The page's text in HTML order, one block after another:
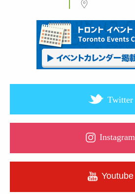
Twitter
Instagram
Youtube